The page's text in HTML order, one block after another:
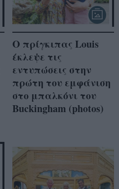
Ο πρίγκιπας Louis
έκλεψε τις
εντυπώσεις στην
πρώτη του εμφάνιση
στο μπαλκόνι του
Buckingham (photos)